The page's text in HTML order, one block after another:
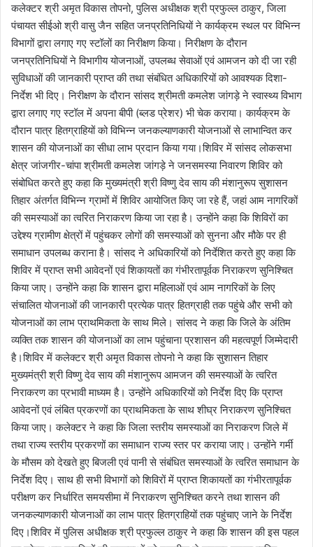
कलेक्टर श्री अमृत विकास तोपनो, पुलिस अधीक्षक श्री प्रफुल्ल ठाकुर, जिला
पंचायत सीईओ श्री वासु जैन सहित जनप्रतिनिधियों ने कार्यक्रम स्थल पर विभिन्न
विभागों द्वारा लगाए गए स्टॉलों का निरीक्षण किया। निरीक्षण के दौरान
जनप्रतिनिधियों ने विभागीय योजनाओं, उपलब्ध सेवाओं एवं आमजन को दी जा रही
सुविधाओं की जानकारी प्राप्त की तथा संबंधित अधिकारियों को आवश्यक दिशा-
निर्देश भी दिए। निरीक्षण के दौरान सांसद श्रीमती कमलेश जांगड़े ने स्वास्थ्य विभाग
द्वारा लगाए गए स्टॉल में अपना बीपी (ब्लड प्रेशर) भी चेक कराया। कार्यक्रम के
दौरान पात्र हितग्राहियों को विभिन्न जनकल्याणकारी योजनाओं से लाभान्वित कर
शासन की योजनाओं का सीधा लाभ प्रदान किया गया।शिविर में सांसद लोकसभा
क्षेत्र जांजगीर-चांपा श्रीमती कमलेश जांगड़े ने जनसमस्या निवारण शिविर को
संबोधित करते हुए कहा कि मुख्यमंत्री श्री विष्णु देव साय की मंशानुरूप सुशासन
तिहार अंतर्गत विभिन्न ग्रामों में शिविर आयोजित किए जा रहे हैं, जहां आम नागरिकों
की समस्याओं का त्वरित निराकरण किया जा रहा है। उन्होंने कहा कि शिविरों का
उद्देश्य ग्रामीण क्षेत्रों में पहुंचकर लोगों की समस्याओं को सुनना और मौके पर ही
समाधान उपलब्ध कराना है। सांसद ने अधिकारियों को निर्देशित करते हुए कहा कि
शिविर में प्राप्त सभी आवेदनों एवं शिकायतों का गंभीरतापूर्वक निराकरण सुनिश्चित
किया जाए। उन्होंने कहा कि शासन द्वारा महिलाओं एवं आम नागरिकों के लिए
संचालित योजनाओं की जानकारी प्रत्येक पात्र हितग्राही तक पहुंचे और सभी को
योजनाओं का लाभ प्राथमिकता के साथ मिले। सांसद ने कहा कि जिले के अंतिम
व्यक्ति तक शासन की योजनाओं का लाभ पहुंचाना प्रशासन की महत्वपूर्ण जिम्मेदारी
है।शिविर में कलेक्टर श्री अमृत विकास तोपनो ने कहा कि सुशासन तिहार
मुख्यमंत्री श्री विष्णु देव साय की मंशानुरूप आमजन की समस्याओं के त्वरित
निराकरण का प्रभावी माध्यम है। उन्होंने अधिकारियों को निर्देश दिए कि प्राप्त
आवेदनों एवं लंबित प्रकरणों का प्राथमिकता के साथ शीघ्र निराकरण सुनिश्चित
किया जाए। कलेक्टर ने कहा कि जिला स्तरीय समस्याओं का निराकरण जिले में
तथा राज्य स्तरीय प्रकरणों का समाधान राज्य स्तर पर कराया जाए। उन्होंने गर्मी
के मौसम को देखते हुए बिजली एवं पानी से संबंधित समस्याओं के त्वरित समाधान के
निर्देश दिए। साथ ही सभी विभागों को शिविरों में प्राप्त शिकायतों का गंभीरतापूर्वक
परीक्षण कर निर्धारित समयसीमा में निराकरण सुनिश्चित करने तथा शासन की
जनकल्याणकारी योजनाओं का लाभ पात्र हितग्राहियों तक पहुंचाए जाने के निर्देश
दिए।शिविर में पुलिस अधीक्षक श्री प्रफुल्ल ठाकुर ने कहा कि शासन की इस पहल